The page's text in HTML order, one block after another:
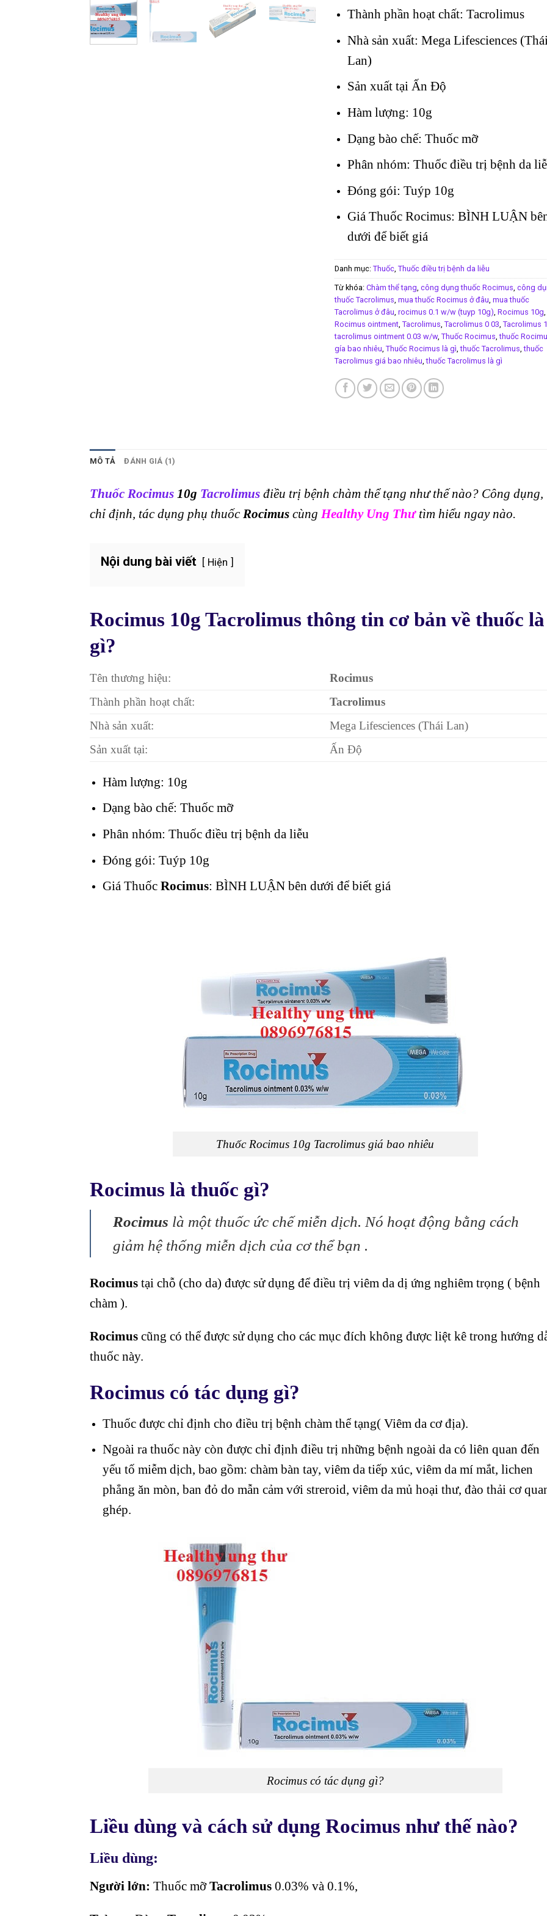
Thành phần hoạt chất: Tacrolimus
Nhà sản xuất: Mega Lifesciences
Lan)
Sản xuất tại Ấn Độ
Hàm lượng: 10g
Dạng bào chế: Thuốc mỡ
Phân nhóm: Thuốc điều trị bệnh da
Đóng gói: Tuýp 10g
Giá Thuốc Rocimus: BÌNH LUẬN
dưới để biết giá
Danh mục: Thuốc, Thuốc điều trị bệnh da liễu
Từ khóa: Chàm thể tạng, công dụng thuốc Rocimus, công
thuốc Tacrolimus, mua thuốc Rocimus ở đâu, mua thuốc
Tacrolimus ở đâu, rocimus 0.1 w/w (tuyp 10g), Rocimus 10g,
Rocimus ointment, Tacrolimus, Tacrolimus 0 03, Tacrolimus
tacrolimus ointment 0.03 w/w, Thuốc Rocimus,thuốc
gía bao nhiêu, Thuốc Rocimus là gì,thuốc Tacrolimus,thuốc
Tacrolimus giá bao nhiêu,thuốc Tacrolimus là gì
MÔ TẢ ĐÁNH GIÁ (1)
Thuốc Rocimus 10g Tacrolimus điều trị bệnh chàm thể tạng như thế nào? Công dụng,
chỉ định, tác dụng phụ thuốc Rocimus cùng Healthy Ung Thưtìm hiểu ngay nào.
Nội dung bài viết Hiện
Rocimus 10g Tacrolimus thông tin cơ bản về thuốc là
gì?
Tên thương hiệu:
Rocimus
Thành phần hoạt chất:
Tacrolimus
Nhà sản xuất:
Mega Lifesciences (Thái Lan)
Sản xuất tại:
Ấn Độ
Hàm lượng: 10g
Dạng bào chế: Thuốc mỡ
Phân nhóm: Thuốc điều trị bệnh da liễu
Đóng gói: Tuýp 10g
Giá Thuốc Rocimus: BÌNH LUẬN bên dưới để biết giá
Thuốc Rocimus 10g Tacrolimus giá bao nhiêu
Rocimus là thuốc gì?
Rocimus là một thuốc ức chế miễn dịch. Nó hoạt động bằng cách
giảm hệ thống miễn dịch của cơ thể bạn .
Rocimus tại chỗ (cho da) được sử dụng để điều trị viêm da dị ứng nghiêm trọng ( bệnh
chàm ).
Rocimus cũng có thể được sử dụng cho các mục đích không được liệt kê trong hướng
thuốc này.
Rocimus có tác dụng gì?
Thuốc được chỉ định cho điều trị bệnh chàm thể tạng( Viêm da cơ địa).
Ngoài ra thuốc này còn được chỉ định điều trị những bệnh ngoài da có liên quan đến
yếu tố miễm dịch, bao gồm: chàm bàn tay, viêm da tiếp xúc, viêm da mí mắt, lichen
phẳng ăn mòn, ban đỏ do mẫn cảm với streroid, viêm da mủ hoại thư, đào thải cơ
ghép.
Rocimus có tác dụng gì?
Liều dùng và cách sử dụng Rocimus như thế nào?
Liều dùng:
Người lớn: Thuốc mỡTacrolimus 0.03% và 0.1%,